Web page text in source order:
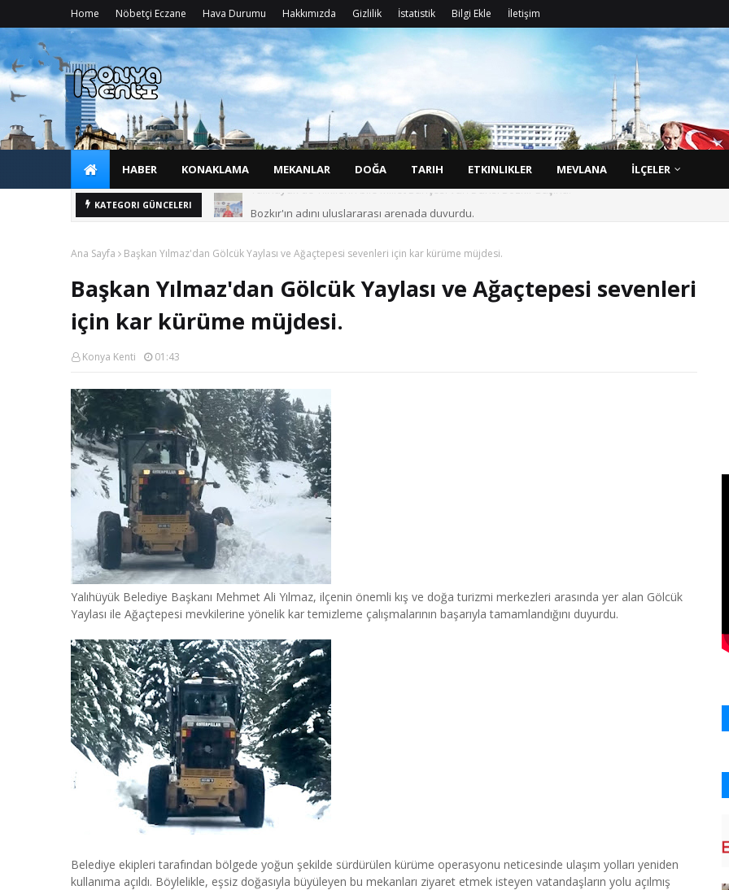
Home Nöbetçi Eczane Hava Durumu Hakkımızda Gizlilik İstatistik Bilgi Ekle İletişim
Doğ güz
HABER KONAKLAMA MEKANLAR DOĞA TARIH ETKINLIKLER MEVLANA İLÇELER
KATEGORI GÜNCELERI
Ana Sayfa Başkan Yılmaz'dan Gölcük Yaylası ve Ağaçtepesi sevenleri için kar kürüme müjdesi.
Başkan Yılmaz'dan Gölcük Yaylası ve Ağaçtepesi sevenleri
için kar kürüme müjdesi.
Konya Kenti 01:43
Yalıhüyük Belediye Başkanı Mehmet Ali Yılmaz, ilçenin önemli kış ve doğa turizmi merkezleri arasında yer alan Gölcük
Yaylası ile Ağaçtepesi mevkilerine yönelik kar temizleme çalışmalarının başarıyla tamamlandığını duyurdu.
Belediye ekipleri tarafından bölgede yoğun şekilde sürdürülen kürüme operasyonu neticesinde ulaşım yolları yeniden
kullanıma açıldı. Böylelikle, eşsiz doğasıyla büyüleyen bu mekanları ziyaret etmek isteyen vatandaşların yolu açılmış